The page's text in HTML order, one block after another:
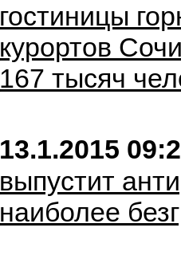
гостиницы
курортов
167 тысяч
13.1.2015
выпустит
наиболее